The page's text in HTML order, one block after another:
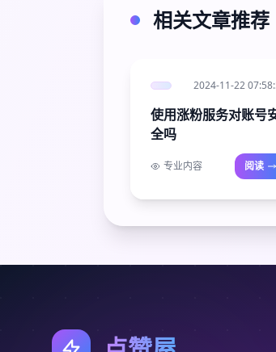
相关文章推荐
2024-11-22
使用涨粉服务对账号
全吗
专业内容 阅读